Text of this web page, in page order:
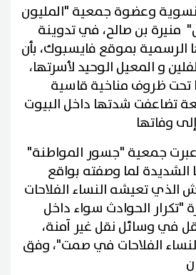
وعضوة جمعية "المليون
منيرة بن صالح، في تدوينة
الرسمية بموقع فايسبوك، بأن
و المعيل الوحيد لأسرتها،
تحت ظروف مناخية قاسية
تضاعفت شدتها داخل البيوت
وفاتها
جمعية "جسور المواطنة"
الشديدة لما وصفته بواقع
الذي تعيشه النساء الفلاحات
الحوادث سواء داخل
في وسائل نقل غير آمنة،
الفلاحات في صمت"، وفق